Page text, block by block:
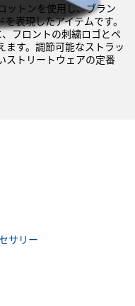
ットンを使用し、ブラン
表現したアイテムです。
フロントの刺繍ロゴとペ
ます。調節可能なストラッ
ストリートウェアの定番
サリー